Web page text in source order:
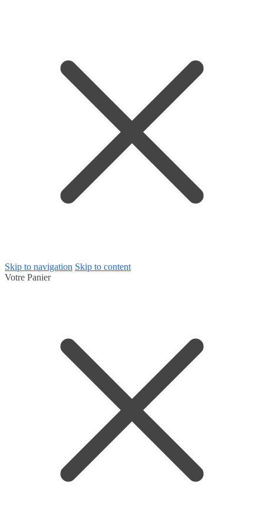
Skip to navigation Skip to content
Votre Panier